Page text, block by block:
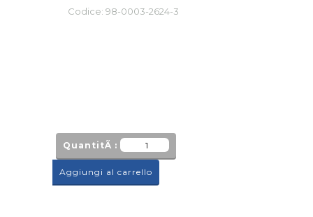
Codice: 98-0003-2624-3
QuantitÃ :
Aggiungi al carrello